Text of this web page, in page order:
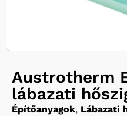
Austrotherm
lábazati
Építőanyagok, Lábazati